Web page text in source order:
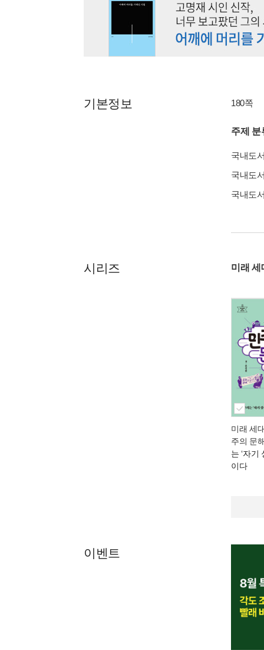
기본정보 180쪽
주제 분
국내도
국내도
국내도
시리즈 미래 세
미래 세
주의 문
는 ‘자기
이다
이벤트